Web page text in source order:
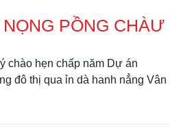
PỒNG CHÀƯ
chào hẹn chấp năm Dự án
đô thị qua ỉn dà hanh nẳng Vân